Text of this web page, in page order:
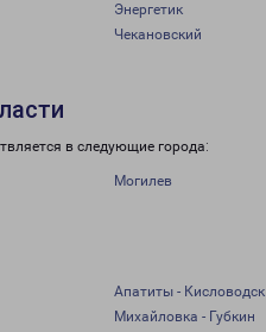
Энергетик
Чекановский
в следующие города:
Могилев
Апатиты - Кисловодск
Михайловка - Губкин